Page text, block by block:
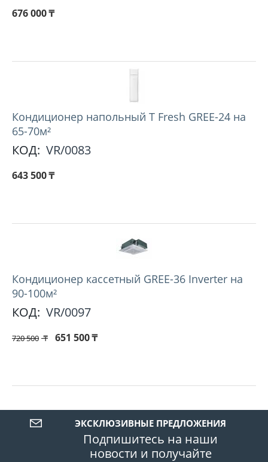
676 000₸
Кондиционер напольный T Fresh GREE-24 на
65-70м²
КОД: VR/0083
643 500₸
Кондиционер кассетный GREE-36 Inverter на
90-100м²
КОД: VR/0097
720 500 ₸ 651 500₸
ЭКСКЛЮЗИВНЫЕ ПРЕДЛОЖЕНИЯ
Подпишитесь на наши
новости и получайте